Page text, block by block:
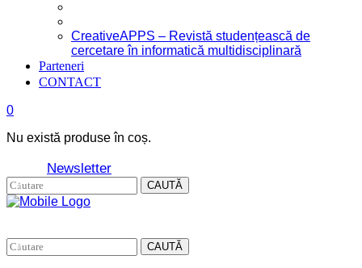
CreativeAPPS – Revistă studențească de
cercetare în informatică multidisciplinară
Parteneri
CONTACT
0
Nu există produse în coș.
Newsletter
CAUTĂ
CAUTĂ